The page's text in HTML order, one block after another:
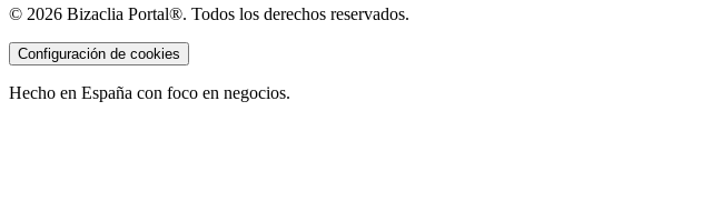
© 2026 Bizaclia Portal®. Todos los derechos reservados.
Configuración de cookies
Hecho en España con foco en negocios.